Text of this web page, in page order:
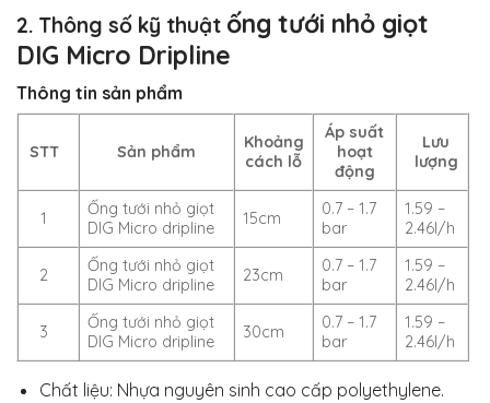
2. Thông số kỹ thuật ống tưới nhỏ giọt
DIG Micro Dripline
Thông tin sản phẩm
STT Sản phẩm
Khoảng
cách lỗ
Áp suất
hoạt
động
Lưu
lượng
1
Ống tưới nhỏ giọt
DIG Micro dripline
15cm
0.7 – 1.7
bar
1.59 –
2.46l/h
2
Ống tưới nhỏ giọt
DIG Micro dripline
23cm
0.7 – 1.7
bar
1.59 –
2.46l/h
3
Ống tưới nhỏ giọt
DIG Micro dripline
30cm
0.7 – 1.7
bar
1.59 –
2.46l/h
Chất liệu: Nhựa nguyên sinh cao cấp polyethylene.